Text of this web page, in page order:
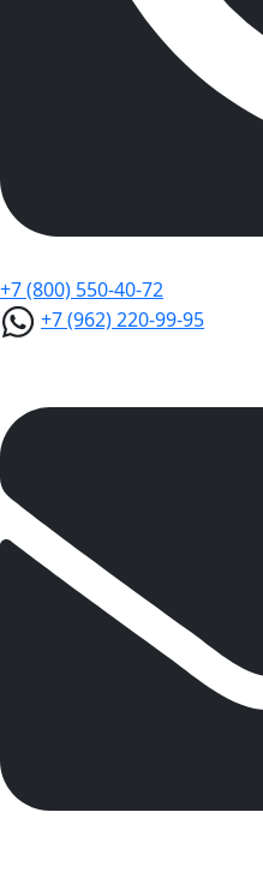
+7 (800) 550-40-72
+7 (962) 220-99-95